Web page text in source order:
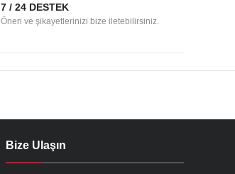
7 / 24 DESTEK
Öneri ve şikayetlerinizi bize iletebilirsiniz.
Bize Ulaşın